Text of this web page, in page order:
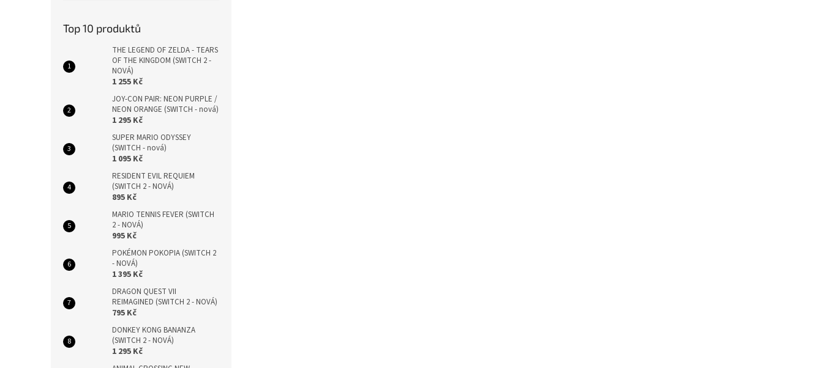
Top 10 produktů
THE LEGEND OF ZELDA - TEARS
OF THE KINGDOM (SWITCH 2 -
NOVÁ)
1 255 Kč
JOY-CON PAIR: NEON PURPLE /
NEON ORANGE (SWITCH - nová)
1 295 Kč
SUPER MARIO ODYSSEY
(SWITCH - nová)
1 095 Kč
RESIDENT EVIL REQUIEM
(SWITCH 2 - NOVÁ)
895 Kč
MARIO TENNIS FEVER (SWITCH
2 - NOVÁ)
995 Kč
POKÉMON POKOPIA (SWITCH 2
- NOVÁ)
1 395 Kč
DRAGON QUEST VII
REIMAGINED (SWITCH 2 - NOVÁ)
795 Kč
DONKEY KONG BANANZA
(SWITCH 2 - NOVÁ)
1 295 Kč